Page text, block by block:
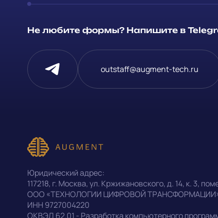
outstaff@augment-tech.ru
+7 (499) 302-30-53
Оставить заявку
Не любите формы? Напишите в
outstaff@augment-tech.ru
Юридический адрес:
117218, г. Москва,ул. Кржижановского, д. 14, к. 3,
ООО «ТЕХНОЛОГИИ ЦИФРОВОЙ
ИНН 9727004220
ОКВЭД 62.01 - Разработка компьютерного
Telegram
проект